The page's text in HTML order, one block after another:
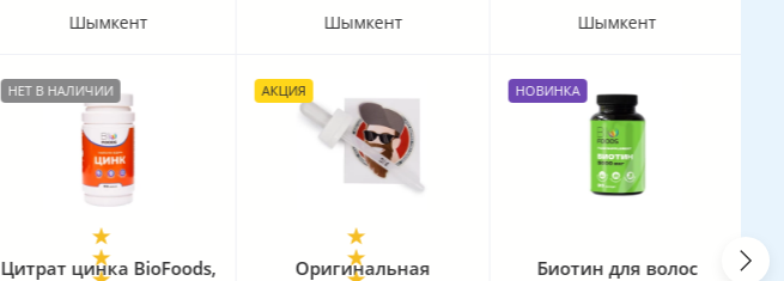
Шымкент
НЕТ В НАЛИЧИИ
Цитрат цинка BioFoods,
Шымкент
АКЦИЯ
Оригинальная
Шымкент
НОВИНКА
Биотин для волос